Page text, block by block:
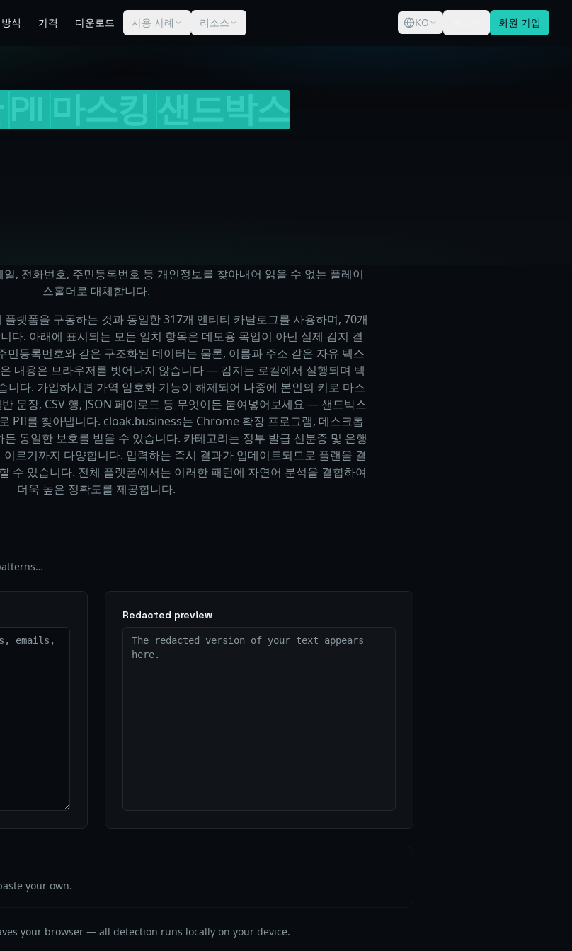
식 가격 다운로드 사용 사례 리소스 KO 회원 가입
, 전화번호, 주민등록번호 등 개인정보를 찾아내어 읽을 수 없는 플레이
스홀더로 대체합니다.
랫폼을 구동하는 것과 동일한 317개 엔티티 카탈로그를 사용하며, 70개
다. 아래에 표시되는 모든 일치 항목은 데모용 목업이 아닌 실제 감지 결
민등록번호와 같은 구조화된 데이터는 물론, 이름과 주소 같은 자유 텍스
내용은 브라우저를 벗어나지 않습니다 — 감지는 로컬에서 실행되며 텍
니다. 가입하시면 가역 암호화 기능이 해제되어 나중에 본인의 키로 마스
문장, CSV 행, JSON 페이로드 등 무엇이든 붙여넣어보세요 — 샌드박스
PII를 찾아냅니다. cloak.business는 Chrome 확장 프로그램, 데스크톱
동일한 보호를 받을 수 있습니다. 카테고리는 정부 발급 신분증 및 은행
르기까지 다양합니다. 입력하는 즉시 결과가 업데이트되므로 플랜을 결
수 있습니다. 전체 플랫폼에서는 이러한 패턴에 자연어 분석을 결합하여
더욱 높은 정확도를 제공합니다.
Redacted preview
The redacted version of your text appears
here.
your own.
your browser — all detection runs locally on your device.